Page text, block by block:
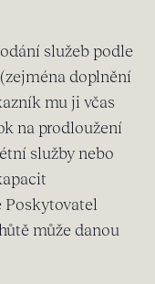
služeb podle
doplnění
mu ji včas
na prodloužení
služby nebo
Poskytovatel
může danou